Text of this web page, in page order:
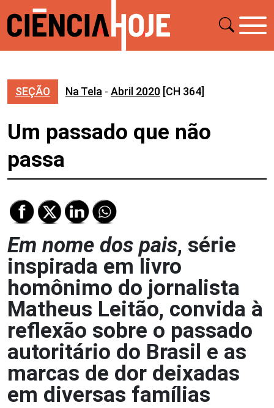
SEÇÃO Na Tela - Abril 2020 [CH 364]
Um passado que não
passa
Em nome dos pais, série
inspirada em livro
homônimo do jornalista
Matheus Leitão, convida à
reflexão sobre o passado
autoritário do Brasil e as
marcas de dor deixadas
em diversas famílias